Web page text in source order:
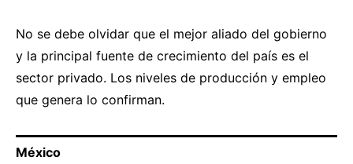
No se debe olvidar que el mejor aliado del gobierno
y la principal fuente de crecimiento del país es el
sector privado. Los niveles de producción y empleo
que genera lo confirman.
México